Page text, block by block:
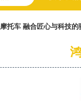
托车 融合匠心与科技的